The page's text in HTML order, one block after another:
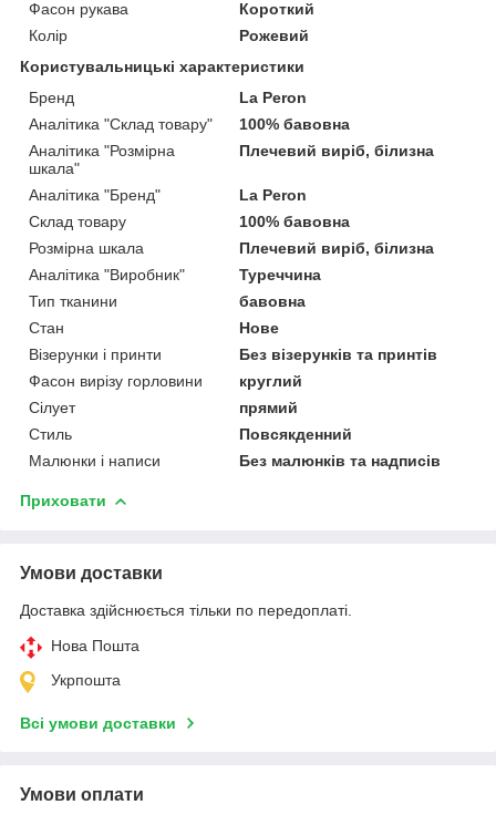
Фасон рукава
Короткий
Колір
Рожевий
Користувальницькі характеристики
Бренд
La Peron
Аналітика "Склад товару"
100% бавовна
Аналітика "Розмірна
шкала"
Плечевий виріб, білизна
Аналітика "Бренд"
La Peron
Склад товару
100% бавовна
Розмірна шкала
Плечевий виріб, білизна
Аналітика "Виробник"
Туреччина
Тип тканини
бавовна
Стан
Нове
Візерунки і принти
Без візерунків та принтів
Фасон вирізу горловини
круглий
Сілует
прямий
Стиль
Повсякденний
Малюнки і написи
Без малюнків та надписів
Приховати
Умови доставки
Доставка здійснюється тільки по передоплаті.
Нова Пошта
Укрпошта
Всі умови доставки
Умови оплати